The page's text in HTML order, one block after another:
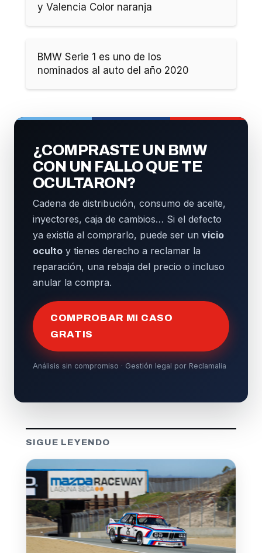
y Valencia Color naranja
BMW Serie 1 es uno de los
nominados al auto del año 2020
¿COMPRASTE UN BMW
CON UN FALLO QUE TE
OCULTARON?
Cadena de distribución, consumo de aceite,
inyectores, caja de cambios… Si el defecto
ya existía al comprarlo, puede ser un vicio
oculto y tienes derecho a reclamar la
reparación, una rebaja del precio o incluso
anular la compra.
COMPROBAR MI CASO
GRATIS
Análisis sin compromiso · Gestión legal por Reclamalia
SIGUE LEYENDO